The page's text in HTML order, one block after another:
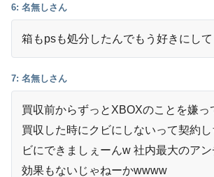
6: 名無しさん
箱もpsも処分したんでもう好きにし
7: 名無しさん
買収前からずっとXBOXのことを嫌っ
買収した時にクビにしないって契約
ビにできましぇーんw 社内最大のア
効果もないじゃねーかwwww